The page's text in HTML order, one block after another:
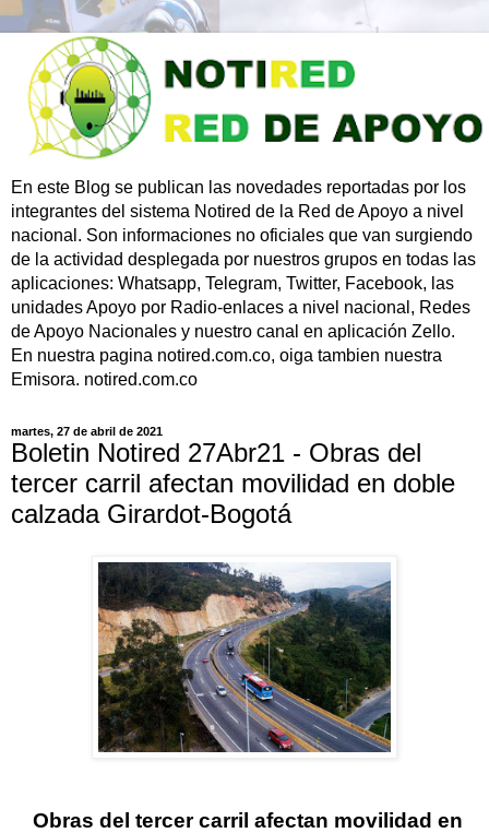
En este Blog se publican las novedades reportadas por los
integrantes del sistema Notired de la Red de Apoyo a nivel
nacional. Son informaciones no oficiales que van surgiendo
de la actividad desplegada por nuestros grupos en todas las
aplicaciones: Whatsapp, Telegram, Twitter, Facebook, las
unidades Apoyo por Radio-enlaces a nivel nacional, Redes
de Apoyo Nacionales y nuestro canal en aplicación Zello.
En nuestra pagina notired.com.co, oiga tambien nuestra
Emisora. notired.com.co
martes, 27 de abril de 2021
Boletin Notired 27Abr21 - Obras del
tercer carril afectan movilidad en doble
calzada Girardot-Bogotá
Obras del tercer carril afectan movilidad en